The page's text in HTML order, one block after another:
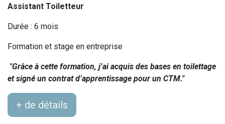
Assistant Toiletteur
Durée : 6 mois
Formation et stage en entreprise
"Grâce à cette formation, j’ai acquis des bases en toilettage
et signé un contrat d’apprentissage pour un CTM."
+ de détails